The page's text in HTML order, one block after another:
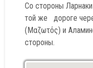
Со стороны
той же дороге
(Μαζωτός) и
стороны.